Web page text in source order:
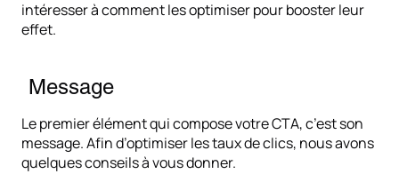
intéresser à comment les optimiser pour booster leur
effet.
Message
Le premier élément qui compose votre CTA, c’est son
message. Afin d’optimiser les taux de clics, nous avons
quelques conseils à vous donner.